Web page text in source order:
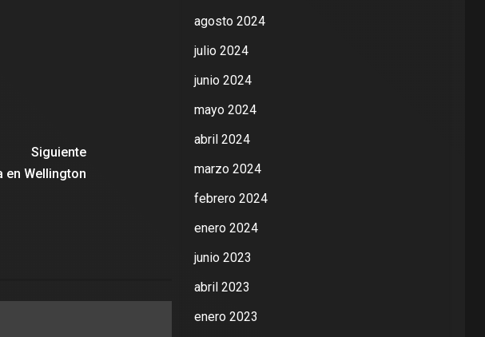
Siguiente
en Wellington
agosto 2024
julio 2024
junio 2024
mayo 2024
abril 2024
marzo 2024
febrero 2024
enero 2024
junio 2023
abril 2023
enero 2023